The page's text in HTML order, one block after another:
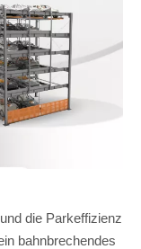
die Parkeffizienz
bahnbrechendes